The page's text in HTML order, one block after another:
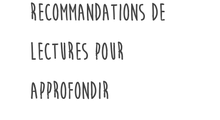
Recommandations de
lectures pour
approfondir